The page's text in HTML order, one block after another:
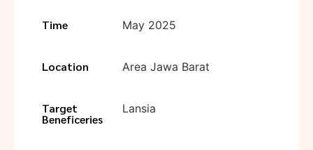
Time May 2025
Location Area Jawa Barat
Target
Beneficeries
Lansia